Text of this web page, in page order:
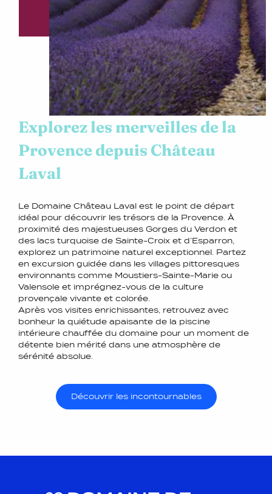
Explorez les merveilles de la
Provence depuis Château
Laval
Le Domaine Château Laval est le point de départ
idéal pour découvrir les trésors de la Provence. À
proximité des majestueuses Gorges du Verdon et
des lacs turquoise de Sainte-Croix et d’Esparron,
explorez un patrimoine naturel exceptionnel. Partez
en excursion guidée dans les villages pittoresques
environnants comme Moustiers-Sainte-Marie ou
Valensole et imprégnez-vous de la culture
provençale vivante et colorée.
Après vos visites enrichissantes, retrouvez avec
bonheur la quiétude apaisante de la piscine
intérieure chauffée du domaine pour un moment de
détente bien mérité dans une atmosphère de
sérénité absolue.
Découvrir les incontournables